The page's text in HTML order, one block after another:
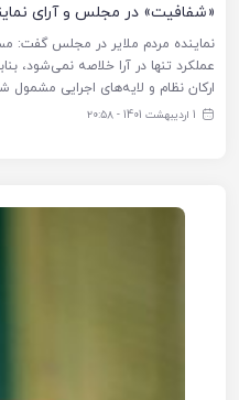
«شفافیت» در مجلس و آرای
نماینده مردم ملایر در مجلس گفت:
عملکرد تنها در آرا خلاصه نمی‌شود،
ارکان نظام و لایه‌های اجرایی مشمول
1 اردیبهشت 1401 - ۲۰:۵۸